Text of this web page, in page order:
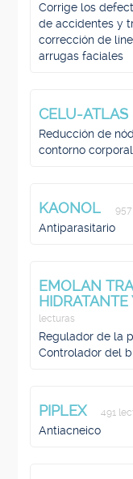
Corrige los
de accidentes y
corrección de
arrugas faciales
CELU-ATLAS
Reducción de
contorno
KAONOL
Antiparasitario
EMOLAN
lecturas
Regulador de la
Controlador del
PIPLEX 491
Antiacneico